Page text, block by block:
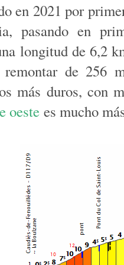
en 2021 por
pasando en
longitud de 6,2
de 256
más duros, con
oeste es mucho